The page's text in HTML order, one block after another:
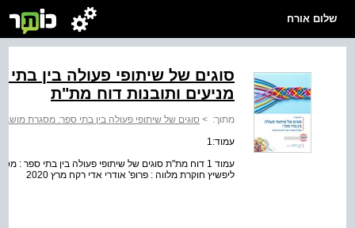
שלום אורח
סוגים של שיתופי פעולה בין
מניעים ותובנות דוח מת"ת
מתוך: > סוגים של שיתופי פעולה בין בתי ספר: מסגרת
עמוד:1
עמוד 1 דוח מת"ת סוגים של שיתופי פעולה בין בתי ספר
ליפשיץ חוקרת מלווה : פרופ' אודרי אדי רקח מרץ 2020